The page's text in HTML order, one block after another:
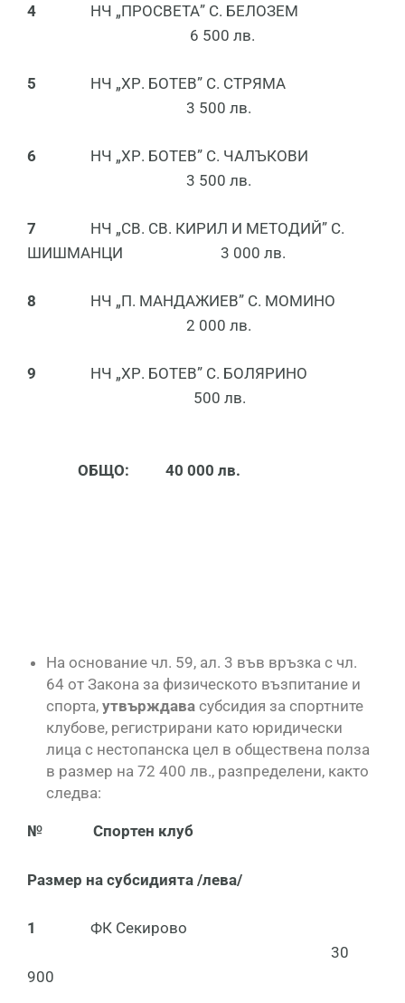
4
НЧ „ПРОСВЕТА” С. БЕЛОЗЕМ
6 500 лв.
5
НЧ „ХР. БОТЕВ” С. СТРЯМА
3 500 лв.
6
НЧ „ХР. БОТЕВ” С. ЧАЛЪКОВИ
3 500 лв.
7
НЧ „СВ. СВ. КИРИЛ И МЕТОДИЙ” С.
ШИШМАНЦИ 3 000 лв.
8
НЧ „П. МАНДАЖИЕВ” С. МОМИНО
2 000 лв.
9
НЧ „ХР. БОТЕВ” С. БОЛЯРИНО
500 лв.
ОБЩО: 40 000 лв.
На основание чл. 59, ал. 3 във връзка с чл.
64 от Закона за физическото възпитание и
спорта, утвърждава субсидия за спортните
клубове, регистрирани като юридически
лица с нестопанска цел в обществена полза
в размер на 72 400 лв., разпределени, както
следва:
№ Спортен клуб
Размер на субсидията /лева/
1
ФК Секирово
30
900